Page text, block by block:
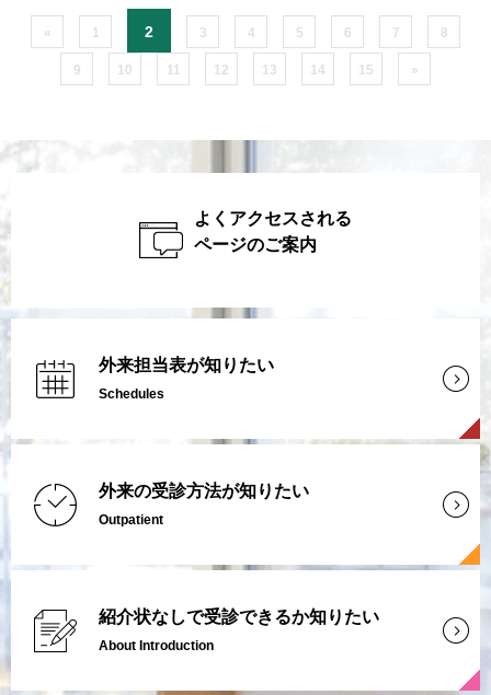
« 1 2 3 4 5 6 7 8
9 10 11 12 13 14 15 »
よくアクセスされる
ページのご案内
外来担当表が知りたい
Schedules
外来の受診方法が知りたい
Outpatient
紹介状なしで受診できるか知りたい
About Introduction